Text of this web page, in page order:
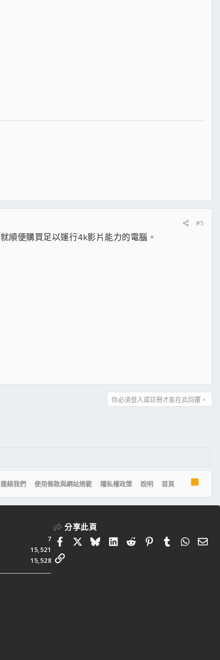
#5
順便購買足以運行4k影片能力的電腦。
你必須登入或註冊才能在此回覆。
連絡我們 使用條款與網站規範 隱私權政策 說明 首頁
7
15,521
15,528
分享此頁
FacebookBlueskyLinkedIn
RedditPinterestTumblr 電
連結